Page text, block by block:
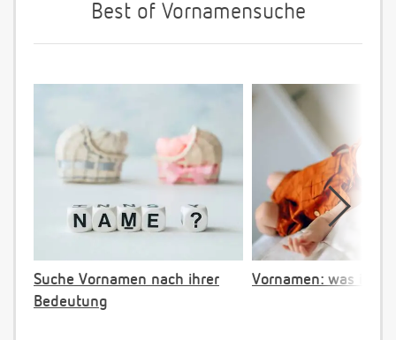
Best of Vornamensuche
Suche Vornamen nach ihrer
Bedeutung
Vornamen: was ist